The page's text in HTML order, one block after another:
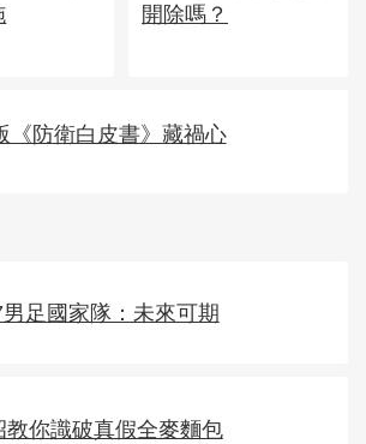
開除嗎？
《防衛白皮書》藏禍心
足國家隊：未來可期
教你識破真假全麥麵包